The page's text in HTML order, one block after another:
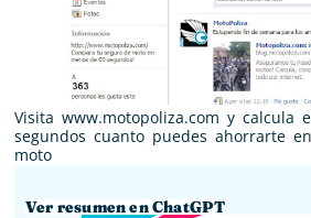
Visita www.motopoliza.com y calcula
segundos cuanto puedes ahorrarte
moto
Ver resumen en ChatGPT